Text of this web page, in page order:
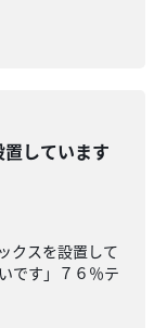
置しています
クスを設置して
です」７６％テ